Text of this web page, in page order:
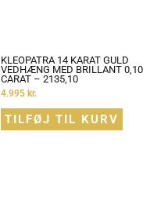
KLEOPATRA 14 KARAT GULD
VEDHÆNG MED BRILLANT 0,10
CARAT – 2135,10
4.995 kr.
TILFØJ TIL KURV